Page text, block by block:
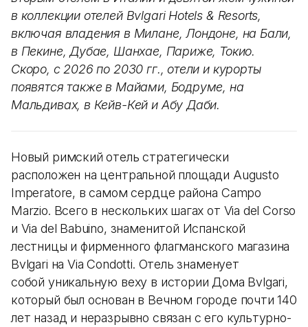
в коллекции отелей Bvlgari Hotels & Resorts,
включая владения в Милане, Лондоне, на Бали,
в Пекине, Дубае, Шанхае, Париже, Токио.
Скоро, с 2026 по 2030 гг., отели и курорты
появятся также в Майами, Бодруме, на
Мальдивах, в Кейв-Кей и Абу Даби.
Новый римский отель стратегически
расположен на центральной площади Augusto
Imperatore, в самом сердце района Campo
Marzio. Всего в нескольких шагах от Via del Corso
и Via del Babuino, знаменитой Испанской
лестницы и фирменного флагманского магазина
Bvlgari на Via Condotti. Отель знаменует
собой уникальную веху в истории Дома Bvlgari,
который был основан в Вечном городе почти 140
лет назад и неразрывно связан с его культурно-